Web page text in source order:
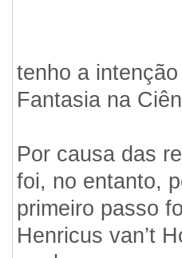
tenho a
Fantasia na
Por causa das
foi, no entanto,
primeiro passo
Henricus van’t